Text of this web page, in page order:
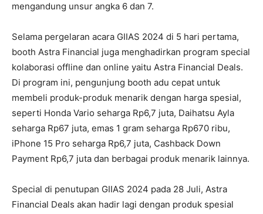
mengandung unsur angka 6 dan 7.
Selama pergelaran acara GIIAS 2024 di 5 hari pertama,
booth Astra Financial juga menghadirkan program special
kolaborasi offline dan online yaitu Astra Financial Deals.
Di program ini, pengunjung booth adu cepat untuk
membeli produk-produk menarik dengan harga spesial,
seperti Honda Vario seharga Rp6,7 juta, Daihatsu Ayla
seharga Rp67 juta, emas 1 gram seharga Rp670 ribu,
iPhone 15 Pro seharga Rp6,7 juta, Cashback Down
Payment Rp6,7 juta dan berbagai produk menarik lainnya.
Special di penutupan GIIAS 2024 pada 28 Juli, Astra
Financial Deals akan hadir lagi dengan produk spesial